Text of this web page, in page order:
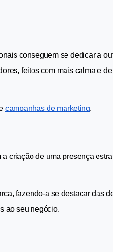
conseguem se dedicar a
feitos com mais calma e
campanhas de marketing.
criação de uma presença
fazendo-a se destacar das
ao seu negócio.